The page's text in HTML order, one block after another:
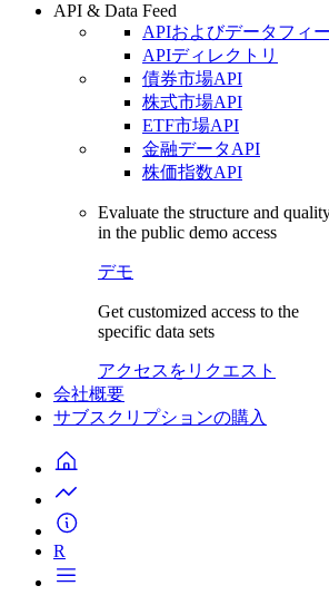
API & Data Feed
APIおよびデータフィ
APIディレクトリ
債券市場API
株式市場API
ETF市場API
金融データAPI
株価指数API
Evaluate the structure and
in the public demo access
デモ
Get customized access to the
specific data sets
アクセスをリクエスト
会社概要
サブスクリプションの購入
R